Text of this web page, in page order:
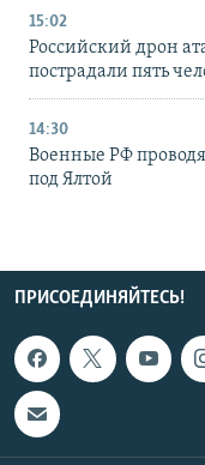
15:02
Российский дрон
пострадали пять
14:30
Военные РФ
под Ялтой
ПРИСОЕДИНЯЙТЕСЬ!